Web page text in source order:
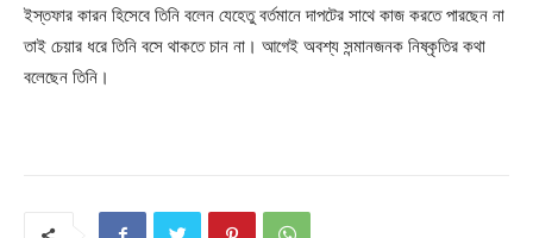
ইস্তফার কারন হিসেবে তিনি বলেন যেহেতু বর্তমানে দাপটের সাথে কাজ করতে পারছেন না
তাই চেয়ার ধরে তিনি বসে থাকতে চান না। আগেই অবশ্য সন্মানজনক নিষ্কৃতির কথা
বলেছেন তিনি।